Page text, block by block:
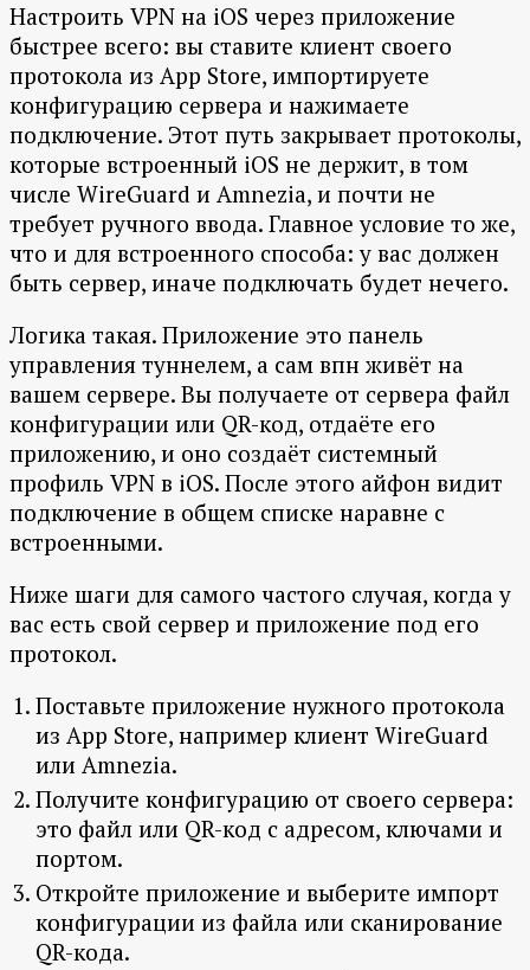
Настроить VPN на iOS через приложение
быстрее всего: вы ставите клиент своего
протокола из App Store, импортируете
конфигурацию сервера и нажимаете
подключение. Этот путь закрывает протоколы,
которые встроенный iOS не держит, в том
числе WireGuard и Amnezia, и почти не
требует ручного ввода. Главное условие то же,
что и для встроенного способа: у вас должен
быть сервер, иначе подключать будет нечего.
Логика такая. Приложение это панель
управления туннелем, а сам впн живёт на
вашем сервере. Вы получаете от сервера файл
конфигурации или QR-код, отдаёте его
приложению, и оно создаёт системный
профиль VPN в iOS. После этого айфон видит
подключение в общем списке наравне с
встроенными.
Ниже шаги для самого частого случая, когда у
вас есть свой сервер и приложение под его
протокол.
Поставьте приложение нужного протокола
из App Store, например клиент WireGuard
или Amnezia.
Получите конфигурацию от своего сервера:
это файл или QR-код с адресом, ключами и
портом.
Откройте приложение и выберите импорт
конфигурации из файла или сканирование
QR-кода.